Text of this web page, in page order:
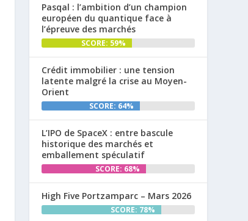
Pasqal : l’ambition d’un champion
européen du quantique face à
l’épreuve des marchés
SCORE: 59%
Crédit immobilier : une tension
latente malgré la crise au Moyen-
Orient
SCORE: 64%
L’IPO de SpaceX : entre bascule
historique des marchés et
emballement spéculatif
SCORE: 68%
High Five Portzamparc – Mars 2026
SCORE: 78%